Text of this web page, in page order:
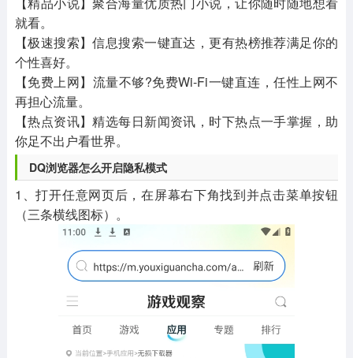
就看。
【极速搜索】信息搜索一键直达，更有热榜推荐满足你的
个性喜好。
【免费上网】流量不够?免费Wi-Fi一键直连，任性上网不
再担心流量。
【热点资讯】精选每日新闻资讯，时下热点一手掌握，助
你足不出户看世界。
DQ浏览器怎么开启隐私模式
1、打开任意网页后，在屏幕右下角找到并点击菜单按钮
（三条横线图标）。